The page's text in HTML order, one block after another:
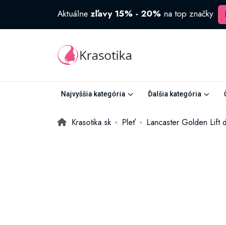
Aktuálne zľavy 15% - 20% na top značky
Najvyššia kategória Ďalšia kategória
Krasotika.sk Pleť Lancaster Golden Lift